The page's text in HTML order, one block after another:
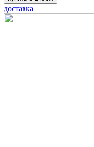
доставка